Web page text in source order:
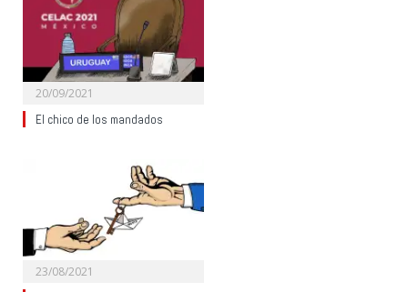
20/09/2021
El chico de los mandados
23/08/2021